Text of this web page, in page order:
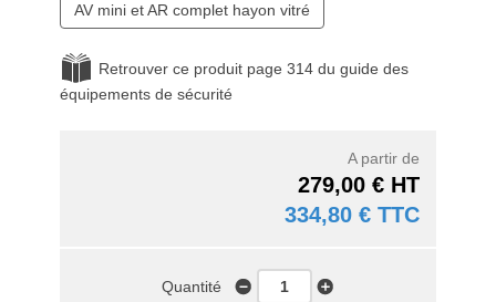
AV mini et AR complet hayon vitré
Retrouver ce produit page 314 du guide des
équipements de sécurité
A partir de
279,00 € HT
334,80 € TTC
Quantité